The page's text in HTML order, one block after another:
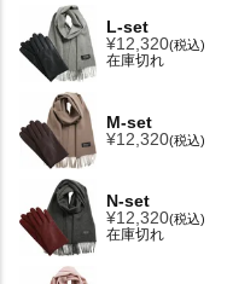
L-set
¥12,320 税込
在庫切れ
M-set
¥12,320 税込
N-set
¥12,320 税込
在庫切れ